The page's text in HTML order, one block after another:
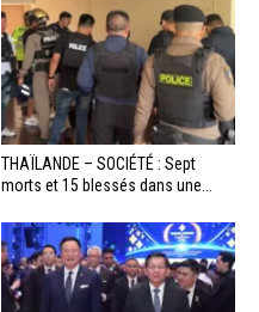
THAÏLANDE – SOCIÉTÉ : Sept
morts et 15 blessés dans une...